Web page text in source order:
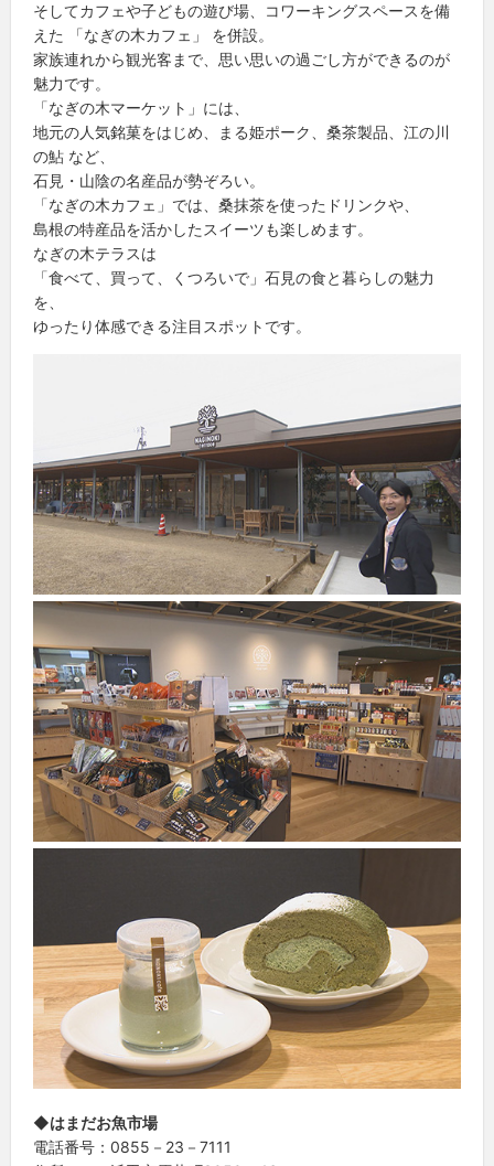
そしてカフェや子どもの遊び場、コワーキングスペースを備
えた 「なぎの木カフェ」 を併設。
家族連れから観光客まで、思い思いの過ごし方ができるのが
魅力です。
「なぎの木マーケット」には、
地元の人気銘菓をはじめ、まる姫ポーク、桑茶製品、江の川
の鮎 など、
石見・山陰の名産品が勢ぞろい。
「なぎの木カフェ」では、桑抹茶を使ったドリンクや、
島根の特産品を活かしたスイーツも楽しめます。
なぎの木テラスは
「食べて、買って、くつろいで」石見の食と暮らしの魅力
を、
ゆったり体感できる注目スポットです。
◆はまだお魚市場
電話番号：0855－23－7111